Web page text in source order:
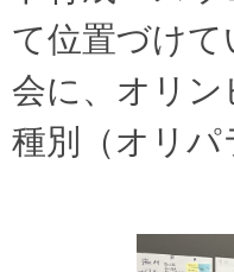
て位置づけ
会に、オリ
種別（オリパ